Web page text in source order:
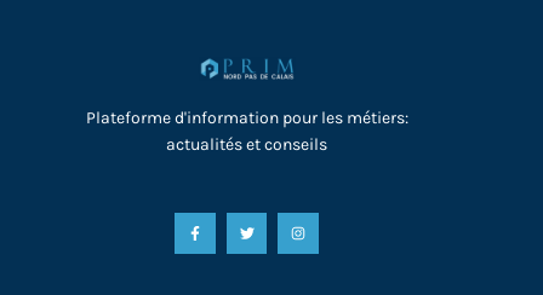
Plateforme d'information pour les métiers:
actualités et conseils